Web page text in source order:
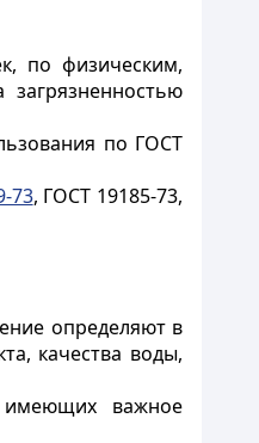
по физическим,
по ГОСТ
73, ГОСТ 19185-73,
определяют в
качества воды,
важное